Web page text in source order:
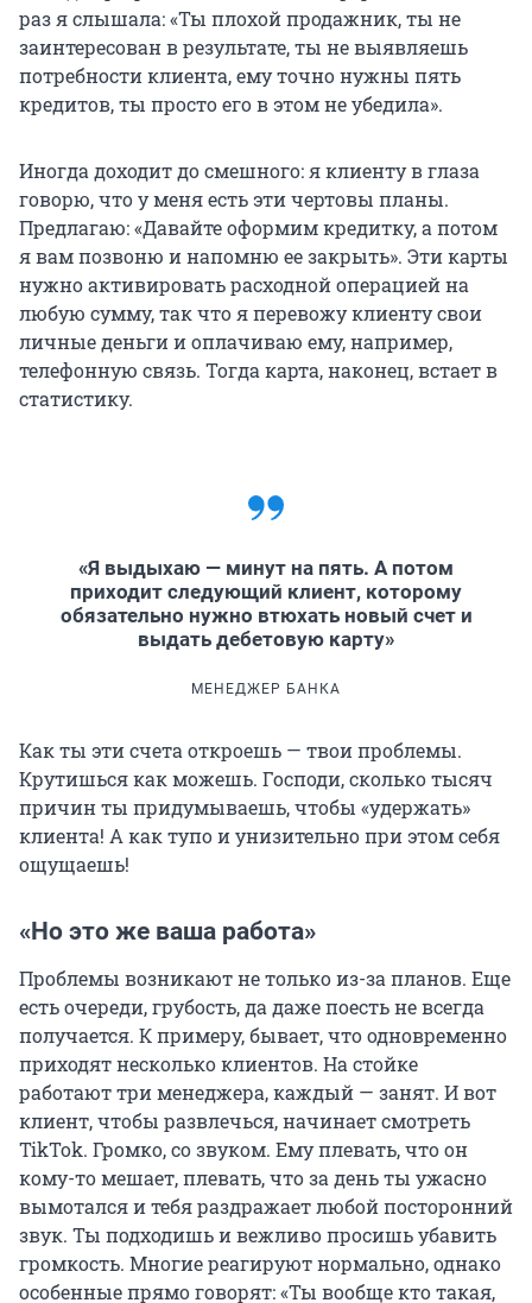
раз я слышала: «Ты плохой продажник, ты не
заинтересован в результате, ты не выявляешь
потребности клиента, ему точно нужны пять
кредитов, ты просто его в этом не убедила».
Иногда доходит до смешного: я клиенту в глаза
говорю, что у меня есть эти чертовы планы.
Предлагаю: «Давайте оформим кредитку, а потом
я вам позвоню и напомню ее закрыть». Эти карты
нужно активировать расходной операцией на
любую сумму, так что я перевожу клиенту свои
личные деньги и оплачиваю ему, например,
телефонную связь. Тогда карта, наконец, встает в
статистику.
«Я выдыхаю — минут на пять. А потом
приходит следующий клиент, которому
обязательно нужно втюхать новый счет и
выдать дебетовую карту»
МЕНЕДЖЕР БАНКА
Как ты эти счета откроешь — твои проблемы.
Крутишься как можешь. Господи, сколько тысяч
причин ты придумываешь, чтобы «удержать»
клиента! А как тупо и унизительно при этом себя
ощущаешь!
«Но это же ваша работа»
Проблемы возникают не только из-за планов. Еще
есть очереди, грубость, да даже поесть не всегда
получается. К примеру, бывает, что одновременно
приходят несколько клиентов. На стойке
работают три менеджера, каждый — занят. И вот
клиент, чтобы развлечься, начинает смотреть
TikTok. Громко, со звуком. Ему плевать, что он
кому-то мешает, плевать, что за день ты ужасно
вымотался и тебя раздражает любой посторонний
звук. Ты подходишь и вежливо просишь убавить
громкость. Многие реагируют нормально, однако
особенные прямо говорят: «Ты вообще кто такая,